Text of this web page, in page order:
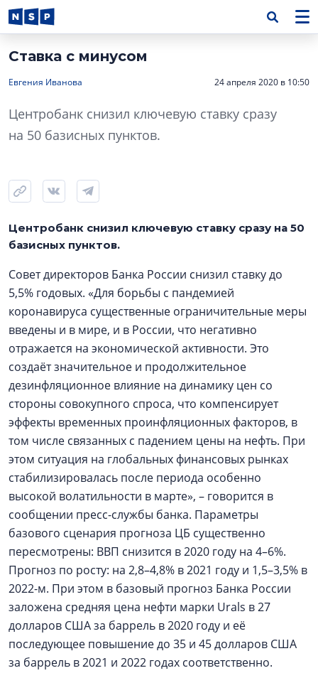
Ставка с минусом
Евгения Иванова 24 апреля 2020 в 10:50
Центробанк снизил ключевую ставку сразу
на 50 базисных пунктов.
Центробанк снизил ключевую ставку сразу на 50
базисных пунктов.
Совет директоров Банка России снизил ставку до
5,5% годовых. «Для борьбы с пандемией
коронавируса существенные ограничительные меры
введены и в мире, и в России, что негативно
отражается на экономической активности. Это
создаёт значительное и продолжительное
дезинфляционное влияние на динамику цен со
стороны совокупного спроса, что компенсирует
эффекты временных проинфляционных факторов, в
том числе связанных с падением цены на нефть. При
этом ситуация на глобальных финансовых рынках
стабилизировалась после периода особенно
высокой волатильности в марте», – говорится в
сообщении пресс-службы банка. Параметры
базового сценария прогноза ЦБ существенно
пересмотрены: ВВП снизится в 2020 году на 4–6%.
Прогноз по росту: на 2,8–4,8% в 2021 году и 1,5–3,5% в
2022-м. При этом в базовый прогноз Банка России
заложена средняя цена нефти марки Urals в 27
долларов США за баррель в 2020 году и её
последующее повышение до 35 и 45 долларов США
за баррель в 2021 и 2022 годах соответственно.